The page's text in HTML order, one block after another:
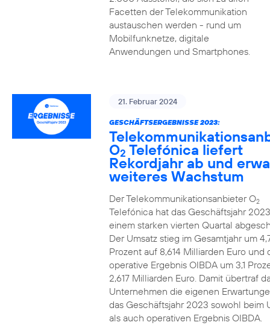
Facetten der Telekommunikation
austauschen werden - rund um
Mobilfunknetze, digitale
Anwendungen und Smartphones.
21. Februar 2024
GESCHÄFTSERGEBNISSE 2023:
O2 Telefónica liefert
Rekordjahr ab und
weiteres Wachstum
Der Telekommunikationsanbieter O2
Telefónica hat das Geschäftsjahr
einem starken vierten Quartal
Der Umsatz stieg im Gesamtjahr um
Prozent auf 8,614 Milliarden Euro und
operative Ergebnis OIBDA um 3,1
2,617 Milliarden Euro. Damit übertraf
Unternehmen die eigenen
das Geschäftsjahr 2023 sowohl beim
als auch operativen Ergebnis OIBDA.